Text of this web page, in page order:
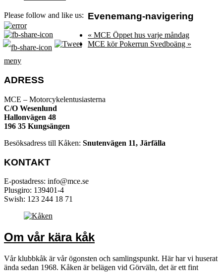
Please follow and like us: Evenemang-navigering
« MCE Öppet hus varje måndag
MCE kör Pokerrun Svedboäng »
meny
ADRESS
MCE – Motorcykelentusiasterna
C/O Wesenlund
Hallonvägen 48
196 35 Kungsängen
Besöksadress till Kåken: Snutenvägen 11, Järfälla
KONTAKT
E-postadress: info@mce.se
Plusgiro: 139401-4
Swish: 123 244 18 71
Om vår kära kåk
Vår klubbkåk är vår ögonsten och samlingspunkt. Här har vi huserat
ända sedan 1968. Kåken är belägen vid Görväln, det är ett fint